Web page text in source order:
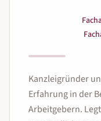
Kanzleigründer
Erfahrung in der
Arbeitgebern.